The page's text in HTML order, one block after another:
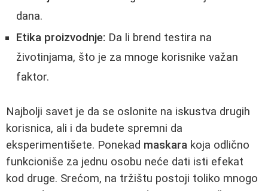
dana.
Etika proizvodnje: Da li brend testira na
životinjama, što je za mnoge korisnike važan
faktor.
Najbolji savet je da se oslonite na iskustva drugih
korisnica, ali i da budete spremni da
eksperimentišete. Ponekad maskara koja odlično
funkcioniše za jednu osobu neće dati isti efekat
kod druge. Srećom, na tržištu postoji toliko mnogo